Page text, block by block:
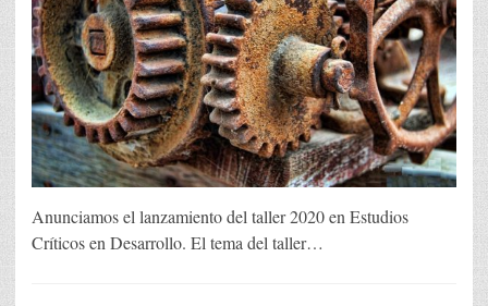
Anunciamos el lanzamiento del taller 2020 en Estudios
Críticos en Desarrollo. El tema del taller…